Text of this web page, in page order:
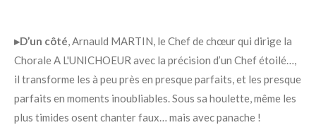
▸D’un côté, Arnauld MARTIN, le Chef de chœur qui dirige la
Chorale A L'UNICHOEUR avec la précision d’un Chef étoilé…,
il transforme les à peu près en presque parfaits, et les presque
parfaits en moments inoubliables. Sous sa houlette, même les
plus timides osent chanter faux… mais avec panache !